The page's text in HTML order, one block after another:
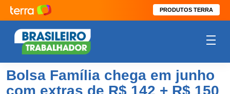
PRODUTOS TERRA
Bolsa Família chega em junho
com extras de R$ 142 + R$ 150